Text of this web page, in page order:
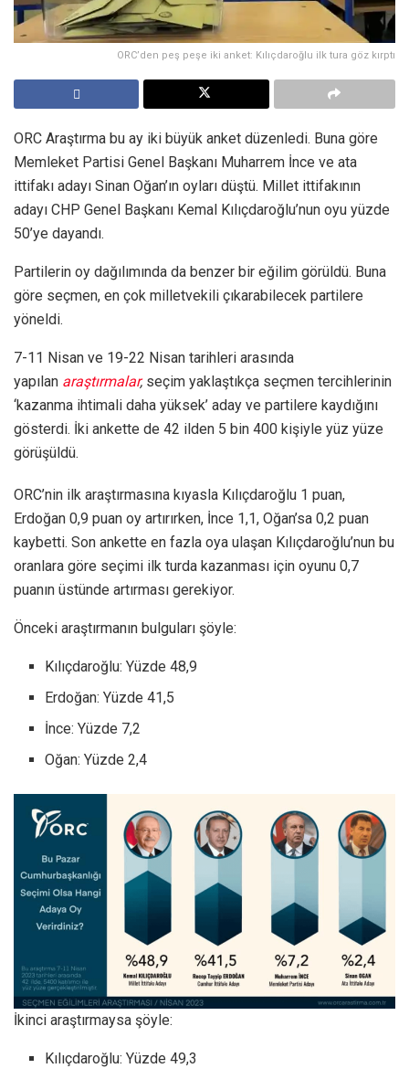
ORC’den peş peşe iki anket: Kılıçdaroğlu ilk tura göz kırptı
ORC Araştırma bu ay iki büyük anket düzenledi. Buna göre
Memleket Partisi Genel Başkanı Muharrem İnce ve ata
ittifakı adayı Sinan Oğan’ın oyları düştü. Millet ittifakının
adayı CHP Genel Başkanı Kemal Kılıçdaroğlu’nun oyu yüzde
50’ye dayandı.
Partilerin oy dağılımında da benzer bir eğilim görüldü. Buna
göre seçmen, en çok milletvekili çıkarabilecek partilere
yöneldi.
7-11 Nisan ve 19-22 Nisan tarihleri arasında
yapılan araştırmalar, seçim yaklaştıkça seçmen tercihlerinin
‘kazanma ihtimali daha yüksek’ aday ve partilere kaydığını
gösterdi. İki ankette de 42 ilden 5 bin 400 kişiyle yüz yüze
görüşüldü.
ORC’nin ilk araştırmasına kıyasla Kılıçdaroğlu 1 puan,
Erdoğan 0,9 puan oy artırırken, İnce 1,1, Oğan’sa 0,2 puan
kaybetti. Son ankette en fazla oya ulaşan Kılıçdaroğlu’nun bu
oranlara göre seçimi ilk turda kazanması için oyunu 0,7
puanın üstünde artırması gerekiyor.
Önceki araştırmanın bulguları şöyle:
Kılıçdaroğlu: Yüzde 48,9
Erdoğan: Yüzde 41,5
İnce: Yüzde 7,2
Oğan: Yüzde 2,4
İkinci araştırmaysa şöyle:
Kılıçdaroğlu: Yüzde 49,3